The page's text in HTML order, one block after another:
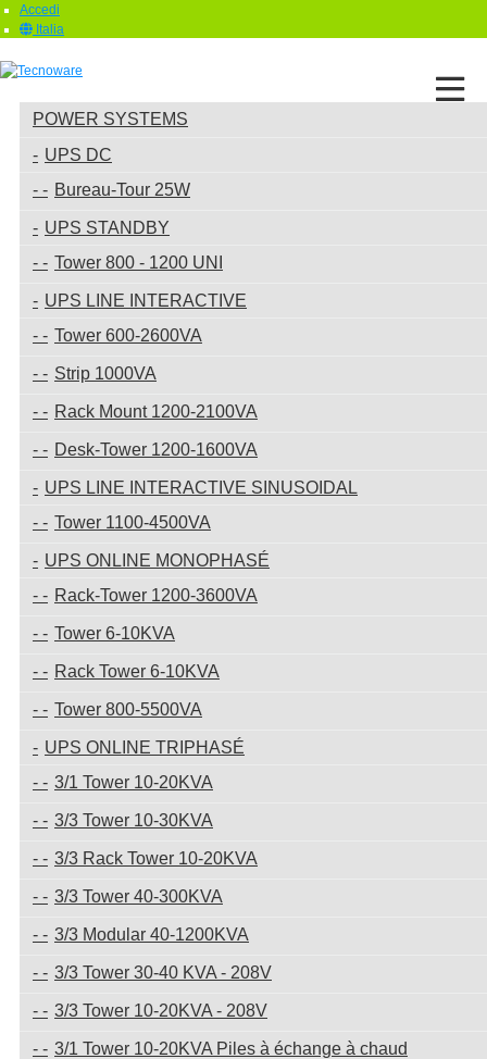
Accedi
Italia
POWER SYSTEMS
UPS DC
Bureau-Tour 25W
UPS STANDBY
Tower 800 - 1200 UNI
UPS LINE INTERACTIVE
Tower 600-2600VA
Strip 1000VA
Rack Mount 1200-2100VA
Desk-Tower 1200-1600VA
UPS LINE INTERACTIVE SINUSOIDAL
Tower 1100-4500VA
UPS ONLINE MONOPHASÉ
Rack-Tower 1200-3600VA
Tower 6-10KVA
Rack Tower 6-10KVA
Tower 800-5500VA
UPS ONLINE TRIPHASÉ
3/1 Tower 10-20KVA
3/3 Tower 10-30KVA
3/3 Rack Tower 10-20KVA
3/3 Tower 40-300KVA
3/3 Modular 40-1200KVA
3/3 Tower 30-40 KVA - 208V
3/3 Tower 10-20KVA - 208V
3/1 Tower 10-20KVA Piles à échange à chaud